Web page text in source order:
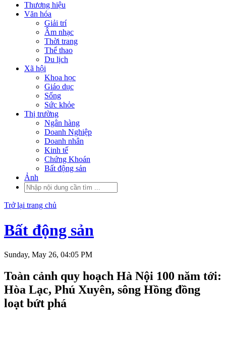
Thương hiệu
Văn hóa
Giải trí
Âm nhạc
Thời trang
Thể thao
Du lịch
Xã hội
Khoa học
Giáo dục
Sống
Sức khỏe
Thị trường
Ngân hàng
Doanh Nghiệp
Doanh nhân
Kinh tế
Chứng Khoán
Bất động sản
Ảnh
Trở lại trang chủ
Bất động sản
Sunday, May 26, 04:05 PM
Toàn cảnh quy hoạch Hà Nội 100 năm tới:
Hòa Lạc, Phú Xuyên, sông Hồng đồng
loạt bứt phá